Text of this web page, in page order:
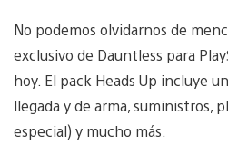
No podemos olvidarnos de
exclusivo de Dauntless para
hoy. El pack Heads Up incluye
llegada y de arma, suministros,
especial) y mucho más.